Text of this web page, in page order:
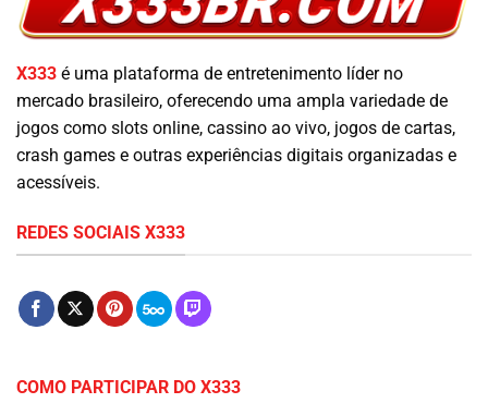
X333 é uma plataforma de entretenimento líder no
mercado brasileiro, oferecendo uma ampla variedade de
jogos como slots online, cassino ao vivo, jogos de cartas,
crash games e outras experiências digitais organizadas e
acessíveis.
REDES SOCIAIS X333
COMO PARTICIPAR DO X333